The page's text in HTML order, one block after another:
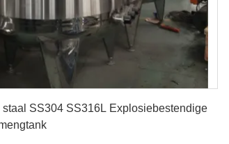
staal SS304 SS316L Explosiebestendige